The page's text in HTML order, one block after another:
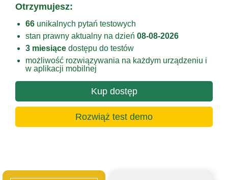
Otrzymujesz:
66 unikalnych pytań testowych
stan prawny aktualny na dzień 08-08-2026
3 miesiące dostępu do testów
możliwość rozwiązywania na każdym urządzeniu i
w aplikacji mobilnej
Kup dostęp
Rozwiąż test demo